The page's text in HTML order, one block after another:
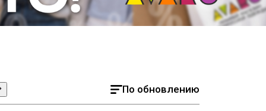
По обновлению